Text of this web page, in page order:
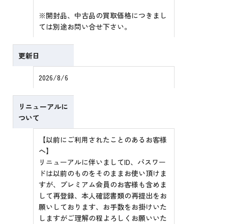
※開封品、中古品の買取価格につきまし
ては別途お問い合せ下さい。
更新日
2026/8/6
リニューアルに
ついて
【以前にご利用されたことのあるお客様
へ】
リニューアルに伴いましてID、パスワー
ドは以前のものをそのままお使い頂けま
すが、プレミアム会員のお客様も含めま
して再登録、本人確認書類の再提出をお
願いしております、お手数をお掛けいた
しますがご理解の程よろしくお願いいた